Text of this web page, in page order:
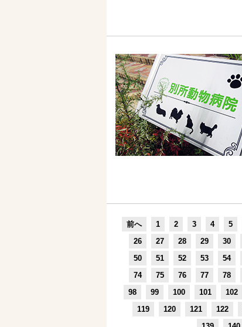
前へ 1 2 3 4 5
26
27 28 29 30
50
51 52 53 54
74
75 76 77 78
98
99 100 101 102
119
120 121 122